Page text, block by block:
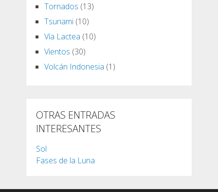
Tornados (13)
Tsunami(10)
Vía Lactea (10)
Vientos (30)
Volcán Indonesia (1)
OTRAS ENTRADAS
INTERESANTES
Sol
Fases de la Luna